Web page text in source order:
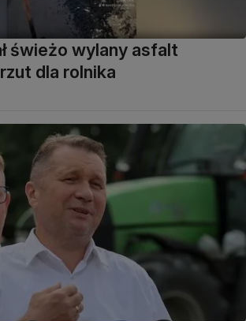
świeżo wylany asfalt
dla rolnika